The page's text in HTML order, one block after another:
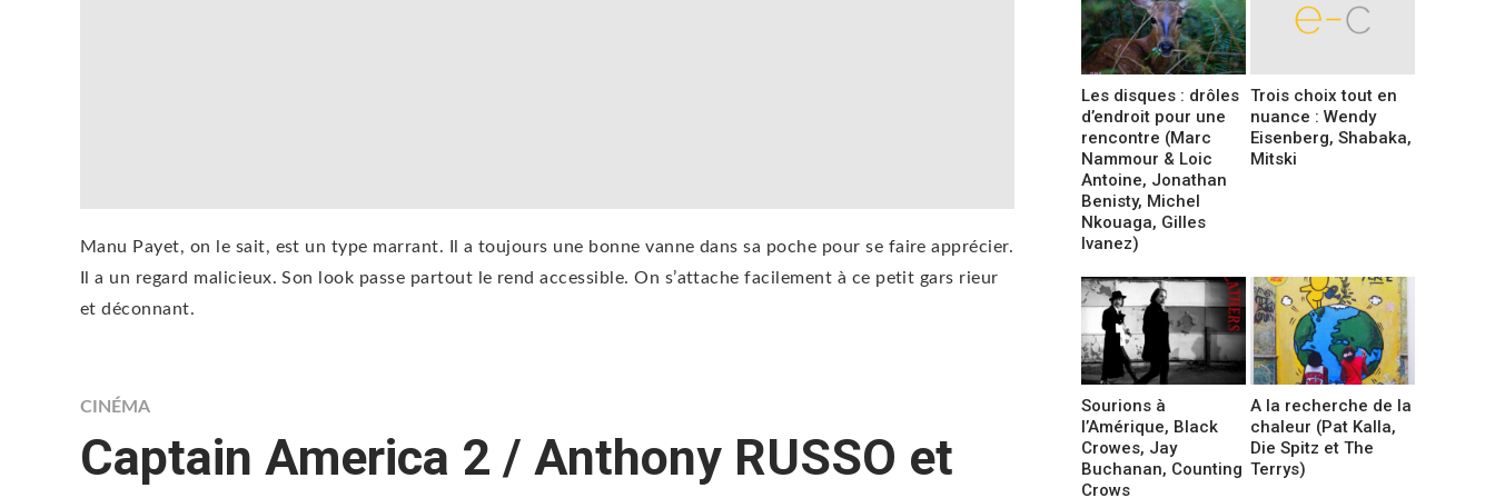
Manu Payet, on le sait, est un type marrant. Il a toujours une bonne vanne dans sa poche pour se faire apprécier.
Il a un regard malicieux. Son look passe partout le rend accessible. On s’attache facilement à ce petit gars rieur
et déconnant.
CINÉMA
Captain America 2 / Anthony RUSSO et
Les disques : drôles
d’endroit pour une
rencontre (Marc
Nammour & Loic
Antoine, Jonathan
Benisty, Michel
Nkouaga, Gilles
Ivanez)
Trois choix tout en
nuance : Wendy
Eisenberg, Shabaka,
Mitski
Sourions à
l’Amérique, Black
Crowes, Jay
Buchanan, Counting
Crows
A la recherche de la
chaleur (Pat Kalla,
Die Spitz et The
Terrys)